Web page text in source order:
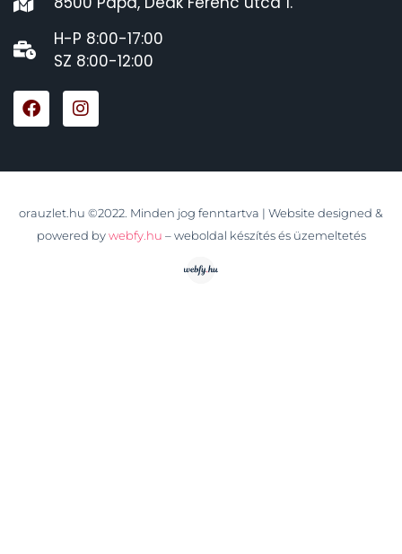
H-P 8:00-17:00
SZ 8:00-12:00
orauzlet.hu ©2022. Minden jog fenntartva | Website designed &
powered by webfy.hu – weboldal készítés és üzemeltetés